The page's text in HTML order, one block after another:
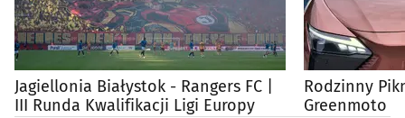
Jagiellonia Białystok - Rangers FC |
III Runda Kwalifikacji Ligi Europy
Rodzinny
Greenmoto